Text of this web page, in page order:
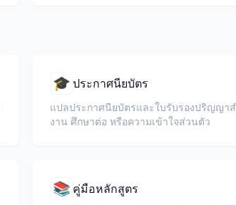
🎓ประกาศนียบัตร
แปลประกาศนียบัตรและใบรับรองปริญญา
งาน ศึกษาต่อ หรือความเข้าใจส่วนตัว
📚 คู่มือหลักสูตร